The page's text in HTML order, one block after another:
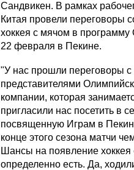
Сандвикен. В рамках
Китая провели переговоры
хоккея с мячом в
22 февраля в Пекине.
"У нас прошли переговоры с
представителями
компании, которая
пригласили нас посетить в
посвященную Играм в
конце этого сезона матчи
Шансы на появление
определенно есть. Да,